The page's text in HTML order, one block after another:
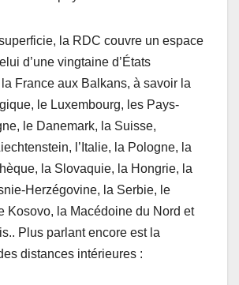
la RDC couvre un espace
d’une vingtaine d’États
France aux Balkans, à savoir la
le Luxembourg, les Pays-
le Danemark, la Suisse,
l’Italie, la Pologne, la
la Slovaquie, la Hongrie, la
Herzégovine, la Serbie, le
Kosovo, la Macédoine du Nord et
Plus parlant encore est la
distances intérieures :